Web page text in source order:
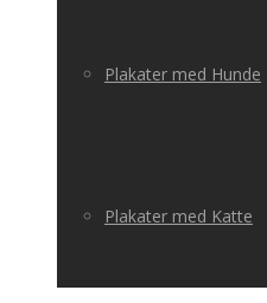
Plakater med Hunde
Plakater med Katte